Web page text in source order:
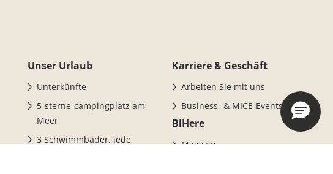
Unser Urlaub
Unterkünfte
5-sterne-campingplatz am
Meer
3 Schwimmbäder, jede
Karriere & Geschäft
Arbeiten Sie mit uns
Business- & MICE-Events
BiHere
Magazin